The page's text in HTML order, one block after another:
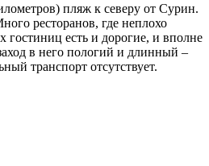
пляж к северу от Сурин.
ресторанов, где неплохо
есть и дорогие, и вполне
в него пологий и длинный –
транспорт отсутствует.